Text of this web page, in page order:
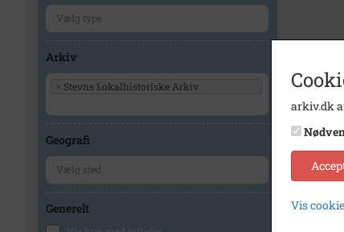
Arkiv
× Stevns Lokalhistoriske Arkiv
Geografi
Generelt
arkiv.dk
Vis